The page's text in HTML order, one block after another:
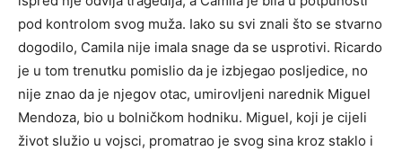
pod kontrolom svog muža. Iako su svi znali što se stvarno
dogodilo, Camila nije imala snage da se usprotivi. Ricardo
je u tom trenutku pomislio da je izbjegao posljedice, no
nije znao da je njegov otac, umirovljeni narednik Miguel
Mendoza, bio u bolničkom hodniku. Miguel, koji je cijeli
život služio u vojsci, promatrao je svog sina kroz staklo i